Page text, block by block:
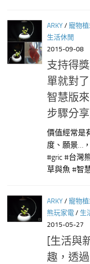
ARKY/寵物
生活休閒
2015-09-08
支持得
單就對
智慧版
步驟分享
價值經常是
度、願景…
#gric #台灣
草與魚 #智
ARKY/寵物
熊玩家電/ 生
2015-05-27
[生活與
趣，透